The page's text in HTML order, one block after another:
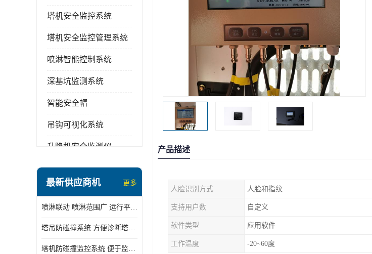
塔机安全监控系统
塔机安全监控管理系统
喷淋智能控制系统
深基坑监测系统
智能安全帽
吊钩可视化系统
升降机安全监测仪
最新供应商机 更多
喷淋联动 喷淋范围广 运行平稳 噪音小
塔吊防碰撞系统 方便诊断塔机状态 自动变焦智能化跟踪
塔机防碰撞监控系统 便于监督和管理 主要应用于塔机的实时监控
产品描述
人脸识别方式 人脸和指纹
支持用户数 自定义
软件类型 应用软件
工作温度 -20~60度